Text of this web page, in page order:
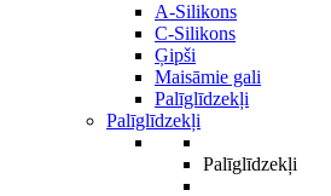
A-Silikons
C-Silikons
Ģipši
Maisāmie gali
Palīglīdzekļi
Palīglīdzekļi
Palīglīdzekļi